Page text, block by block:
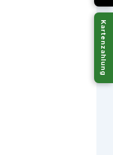
Kartenzahlung